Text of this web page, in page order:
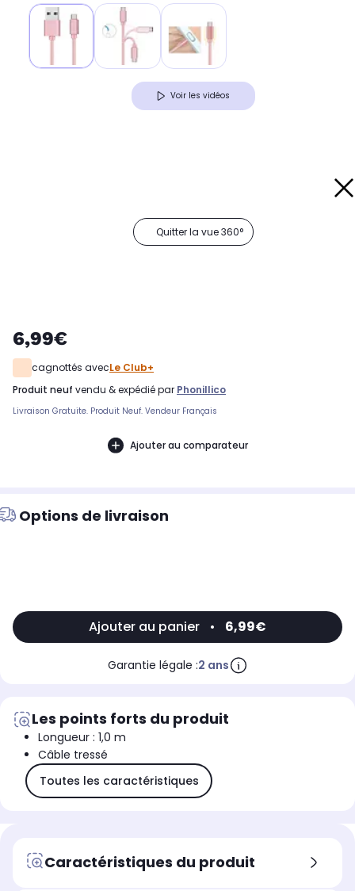
Voir les vidéos
Quitter la vue 360°
6,99€
cagnottés avecLe Club+
produit neuf vendu & expédié par Phonillico
Livraison Gratuite. Produit Neuf. Vendeur Français
Ajouter au comparateur
Options de livraison
Ajouter au panier • 6,99€
Garantie légale :2 ans
Les points forts du produit
Longueur : 1,0 m
Câble tressé
Toutes les caractéristiques
Caractéristiques du produit